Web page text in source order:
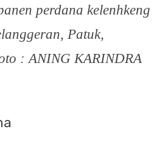
perdana kelenhkeng
Patuk,
: ANING KARINDRA